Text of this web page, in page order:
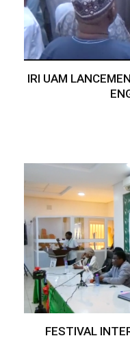
IRI UAM
FESTIVAL